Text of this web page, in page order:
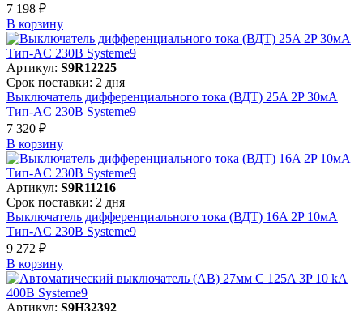
7 198 ₽
В корзинy
Артикул: S9R12225
Срок поставки: 2 дня
Выключатель дифференциального тока (ВДТ) 25A 2P 30мА
Тип-AC 230В Systeme9
7 320 ₽
В корзинy
Артикул: S9R11216
Срок поставки: 2 дня
Выключатель дифференциального тока (ВДТ) 16A 2P 10мА
Тип-AC 230В Systeme9
9 272 ₽
В корзинy
Артикул: S9H32392